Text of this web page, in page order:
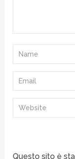
Questo sito è